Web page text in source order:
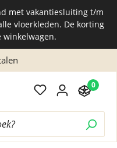
met vakantiesluiting t/m
vloerkleden. De korting
0